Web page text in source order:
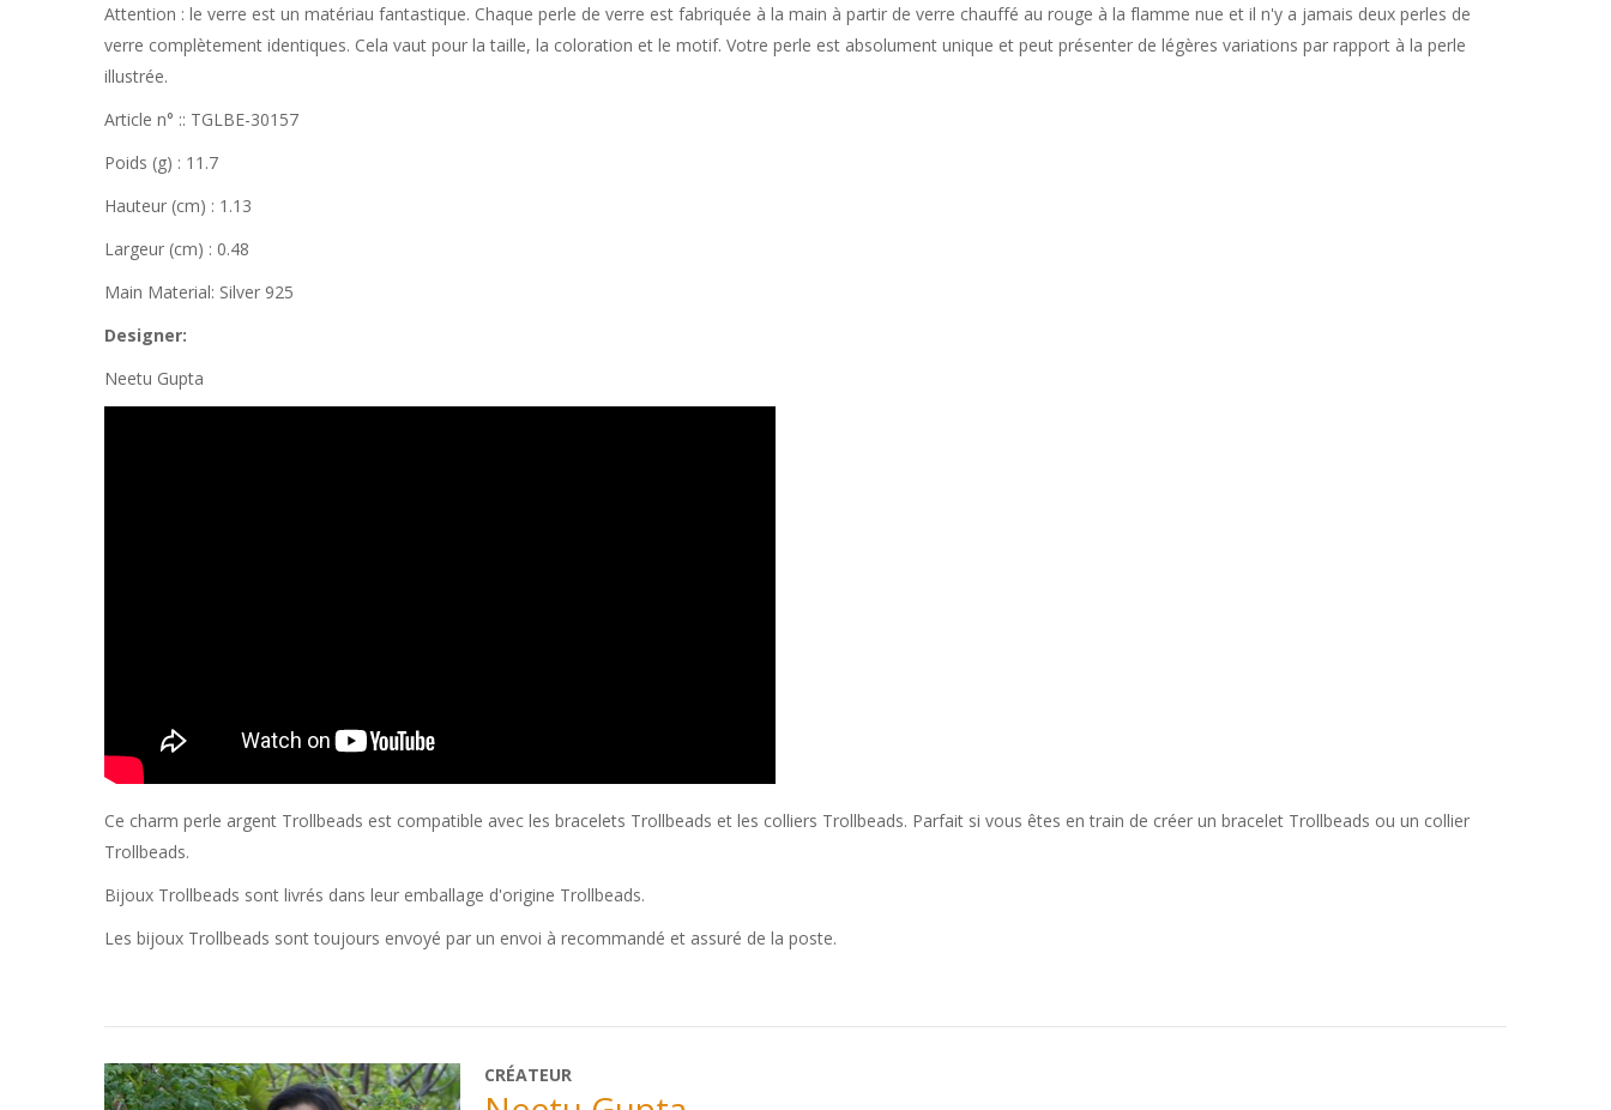
Attention : le verre est un matériau fantastique. Chaque perle de verre est fabriquée à la main à partir de verre chauffé au rouge à la flamme nue et il n'y a jamais deux perles de
verre complètement identiques. Cela vaut pour la taille, la coloration et le motif. Votre perle est absolument unique et peut présenter de légères variations par rapport à la perle
illustrée.
Article n° :: TGLBE-30157
Poids (g) : 11.7
Hauteur (cm) : 1.13
Largeur (cm) : 0.48
Main Material: Silver 925
Designer:
Neetu Gupta
Ce charm perle argent Trollbeads est compatible avec les bracelets Trollbeads et les colliers Trollbeads. Parfait si vous êtes en train de créer un bracelet Trollbeads ou un collier
Trollbeads.
Bijoux Trollbeads sont livrés dans leur emballage d'origine Trollbeads.
Les bijoux Trollbeads sont toujours envoyé par un envoi à recommandé et assuré de la poste.
CRÉATEUR